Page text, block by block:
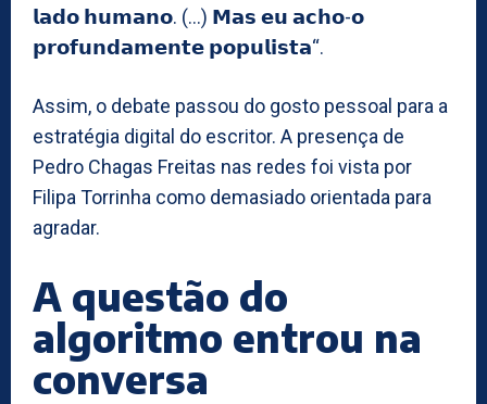
𝗹𝗮𝗱𝗼 𝗵𝘂𝗺𝗮𝗻𝗼. (…) 𝗠𝗮𝘀 𝗲𝘂 𝗮𝗰𝗵𝗼-𝗼
𝗽𝗿𝗼𝗳𝘂𝗻𝗱𝗮𝗺𝗲𝗻𝘁𝗲 𝗽𝗼𝗽𝘂𝗹𝗶𝘀𝘁𝗮“.
Assim, o debate passou do gosto pessoal para a
estratégia digital do escritor. A presença de
Pedro Chagas Freitas nas redes foi vista por
Filipa Torrinha como demasiado orientada para
agradar.
A questão do
algoritmo entrou na
conversa